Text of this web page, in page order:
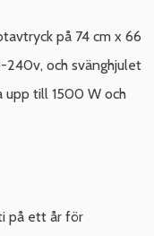
på 74 cm x 66
240v, och svänghjulet
upp till 1500 W och
på ett år för